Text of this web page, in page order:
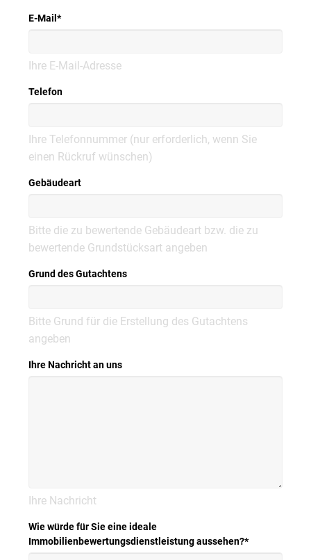
E-Mail *
Ihre E-Mail-Adresse
Telefon
Ihre Telefonnummer (nur erforderlich, wenn Sie
einen Rückruf wünschen)
Gebäudeart
Bitte die zu bewertende Gebäudeart bzw. die zu
bewertende Grundstücksart angeben
Grund des Gutachtens
Bitte Grund für die Erstellung des Gutachtens
angeben
Ihre Nachricht an uns
Ihre Nachricht
Wie würde für Sie eine ideale
Immobilienbewertungsdienstleistung aussehen?*